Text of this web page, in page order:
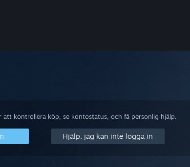
kontrollera köp, se kontostatus, och få personlig hjälp.
Hjälp, jag kan inte logga in